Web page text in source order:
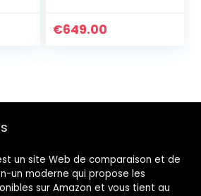
€649.00
un site Web de comparaison et de
un moderne qui propose les
sur Amazon et vous tient au